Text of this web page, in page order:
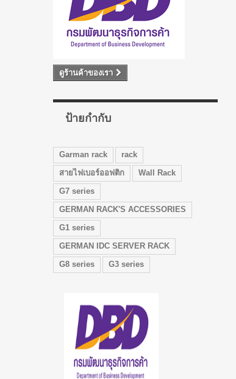
ดูร้านค้าของเรา
ป้ายกำกับ
Garman rack
rack
สายไฟเบอร์ออฟติก
Wall Rack
G7 series
GERMAN RACK'S ACCESSORIES
G1 series
GERMAN IDC SERVER RACK
G8 series
G3 series